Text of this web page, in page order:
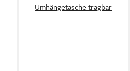
Umhängetasche tragbar